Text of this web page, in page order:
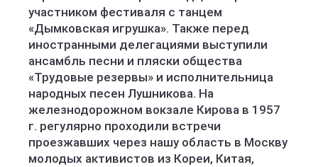
участником фестиваля с танцем
«Дымковская игрушка». Также перед
иностранными делегациями выступили
ансамбль песни и пляски общества
«Трудовые резервы» и исполнительница
народных песен Лушникова. На
железнодорожном вокзале Кирова в 1957
г. регулярно проходили встречи
проезжавших через нашу область в Москву
молодых активистов из Кореи, Китая,